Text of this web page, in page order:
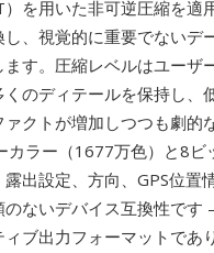
を用いた非可逆圧縮を
し、視覚的に重要でない
す。圧縮レベルはユーザ
のディテールを保持し、
クトが増加しつつも劇
カラー（1677万色）と8
出設定、方向、GPS位置
ないデバイス互換性で
ブ出力フォーマットであ